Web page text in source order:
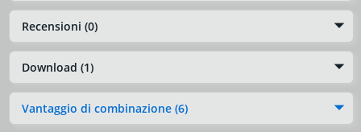
Recensioni (0)
Download (1)
Vantaggio di combinazione (6)